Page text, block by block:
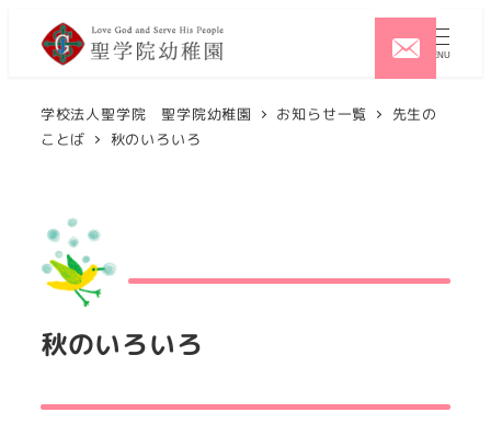
MENU
学校法人聖学院 聖学院幼稚園 お知らせ一覧
先生の
ことば
秋のいろいろ
秋のいろいろ